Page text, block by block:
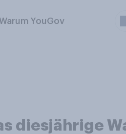
Warum YouGov
diesjährige